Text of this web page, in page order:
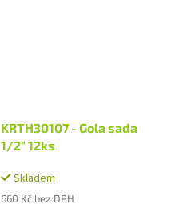
KRTH30107 - Gola sada
1/2" 12ks
Skladem
660 Kč bez DPH